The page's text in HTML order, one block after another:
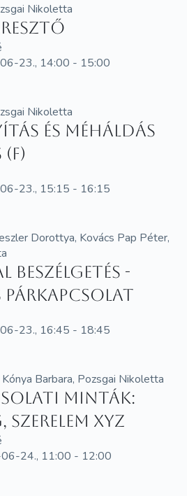
Nikoletta
23., 14:00 - 15:00
Nikoletta
és MéhÁldás
23., 15:15 - 16:15
Dorottya, Kovács Pap Péter,
beszélgetés -
párkapcsolat
23., 16:45 - 18:45
Barbara, Pozsgai Nikoletta
Minták:
XYZ
24., 11:00 - 12:00